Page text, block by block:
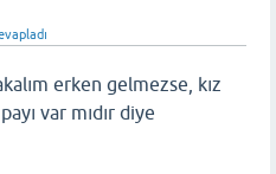
erken gelmezse, kız
var mıdır diye